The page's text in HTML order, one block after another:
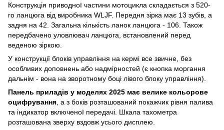
Конструкція приводної частини мотоцикла складається з 520-
го ланцюга від виробника WLJF. Передня зірка має 13 зубів, а
задня на 42. Загальна кількість ланок ланцюга - 106. Також
передбачено уловлювач ланцюга, встановлений перед
веденою зіркою.
У конструкції блоків управління на кермі все звичне, без
особливих доповнень або надмірностей (є кнопка моргання
дальнім - вона на зворотному боці лівого блоку управління).
Панель приладів у моделях 2025 має велике кольорове
оцифрування , а з боків розташований покажчик рівня палива
та індикатор включеної передачі. Шкала тахометра
розташована зверху вздовж усього дисплею.